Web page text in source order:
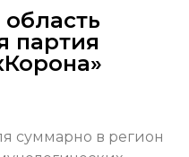
партия
суммарно в регион